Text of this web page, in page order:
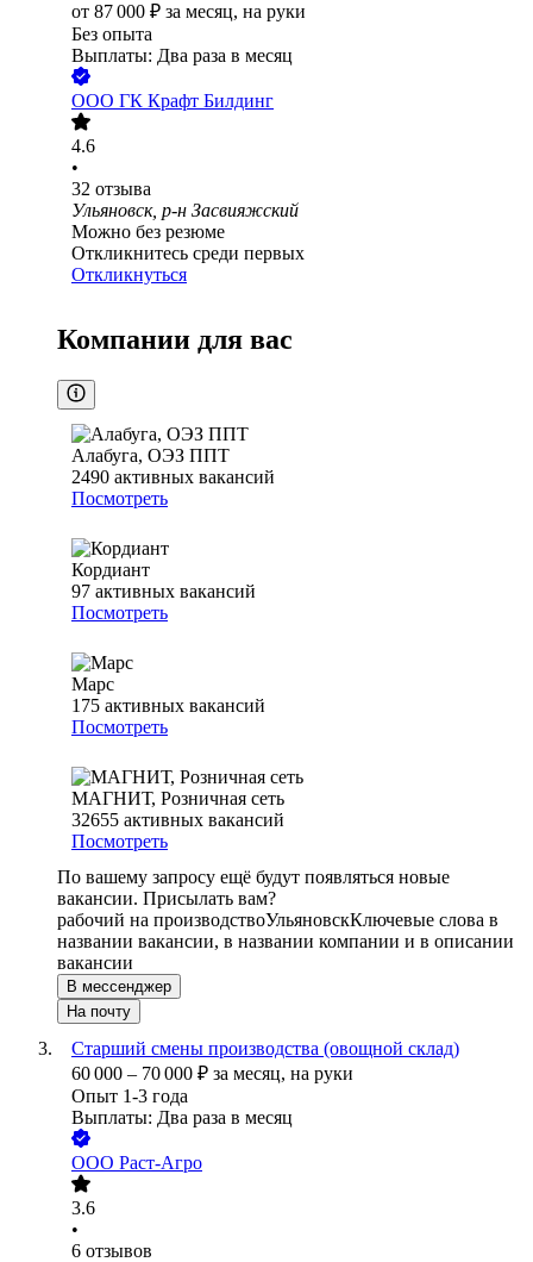
от 87 000 ₽ за месяц, на руки
Без опыта
Выплаты: Два раза в месяц
ООО ГК Крафт Билдинг
4.6
•
32 отзыва
Ульяновск, р-н Засвияжский
Можно без резюме
Откликнитесь среди первых
Откликнуться
Компании для вас
Алабуга, ОЭЗ ППТ
2490 активных вакансий
Посмотреть
Кордиант
97 активных вакансий
Посмотреть
Марс
175 активных вакансий
Посмотреть
МАГНИТ, Розничная сеть
32655 активных вакансий
Посмотреть
По вашему запросу ещё будут появляться новые
вакансии. Присылать вам?
рабочий на производствоУльяновскКлючевые слова в
названии вакансии, в названии компании и в описании
вакансии
В мессенджер
На почту
Старший смены производства (овощной склад)
60 000 – 70 000 ₽ за месяц, на руки
Опыт 1-3 года
Выплаты: Два раза в месяц
ООО Раст-Агро
3.6
•
6 отзывов